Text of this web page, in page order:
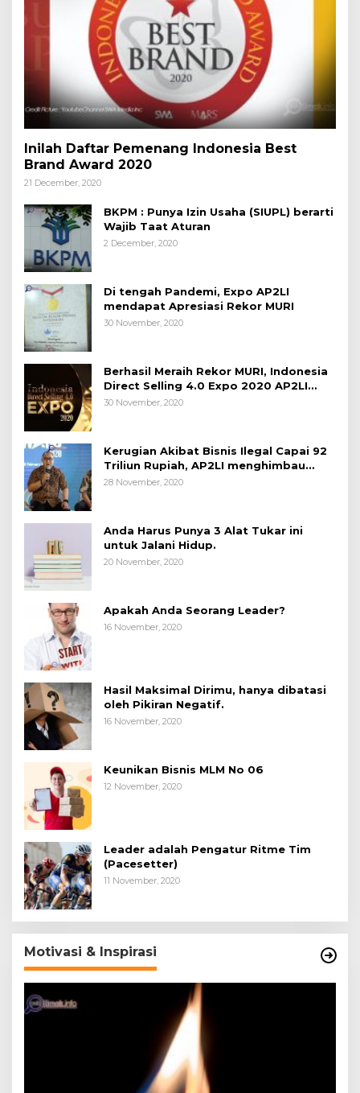
Inilah Daftar Pemenang Indonesia Best
Brand Award 2020
21 December, 2020
BKPM : Punya Izin Usaha (SIUPL) berarti
Wajib Taat Aturan
2 December, 2020
Di tengah Pandemi, Expo AP2LI
mendapat Apresiasi Rekor MURI
30 November, 2020
Berhasil Meraih Rekor MURI, Indonesia
Direct Selling 4.0 Expo 2020 AP2LI
berakhir sangat memuaskan
30 November, 2020
Kerugian Akibat Bisnis Ilegal Capai 92
Triliun Rupiah, AP2LI menghimbau
masyarakat Waspada.
28 November, 2020
Anda Harus Punya 3 Alat Tukar ini
untuk Jalani Hidup.
20 November, 2020
Apakah Anda Seorang Leader?
16 November, 2020
Hasil Maksimal Dirimu, hanya dibatasi
oleh Pikiran Negatif.
16 November, 2020
Keunikan Bisnis MLM No 06
12 November, 2020
Leader adalah Pengatur Ritme Tim
(Pacesetter)
11 November, 2020
Motivasi & Inspirasi